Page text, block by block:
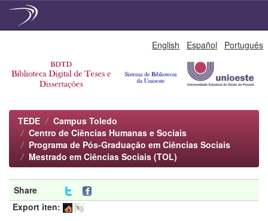
English Español Português
TEDE
Campus Toledo
Centro de Ciências Humanas e Sociais
Programa de Pós-Graduação em Ciências Sociais
Mestrado em Ciências Sociais (TOL)
Share
Export iten: